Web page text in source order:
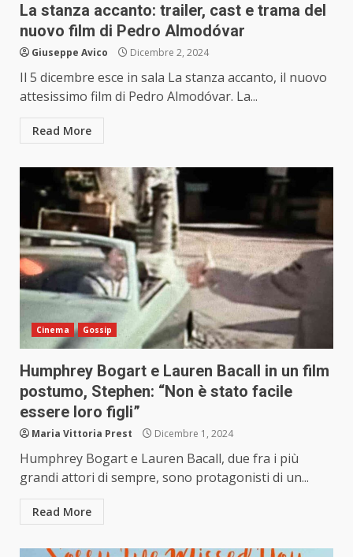
La stanza accanto: trailer, cast e trama del
nuovo film di Pedro Almodóvar
Giuseppe Avico Dicembre 2, 2024
Il 5 dicembre esce in sala La stanza accanto, il nuovo
attesissimo film di Pedro Almodóvar. La...
Read More
Cinema Gossip
Humphrey Bogart e Lauren Bacall in un film
postumo, Stephen: “Non è stato facile
essere loro figli”
Maria Vittoria Prest Dicembre 1, 2024
Humphrey Bogart e Lauren Bacall, due fra i più
grandi attori di sempre, sono protagonisti di un...
Read More